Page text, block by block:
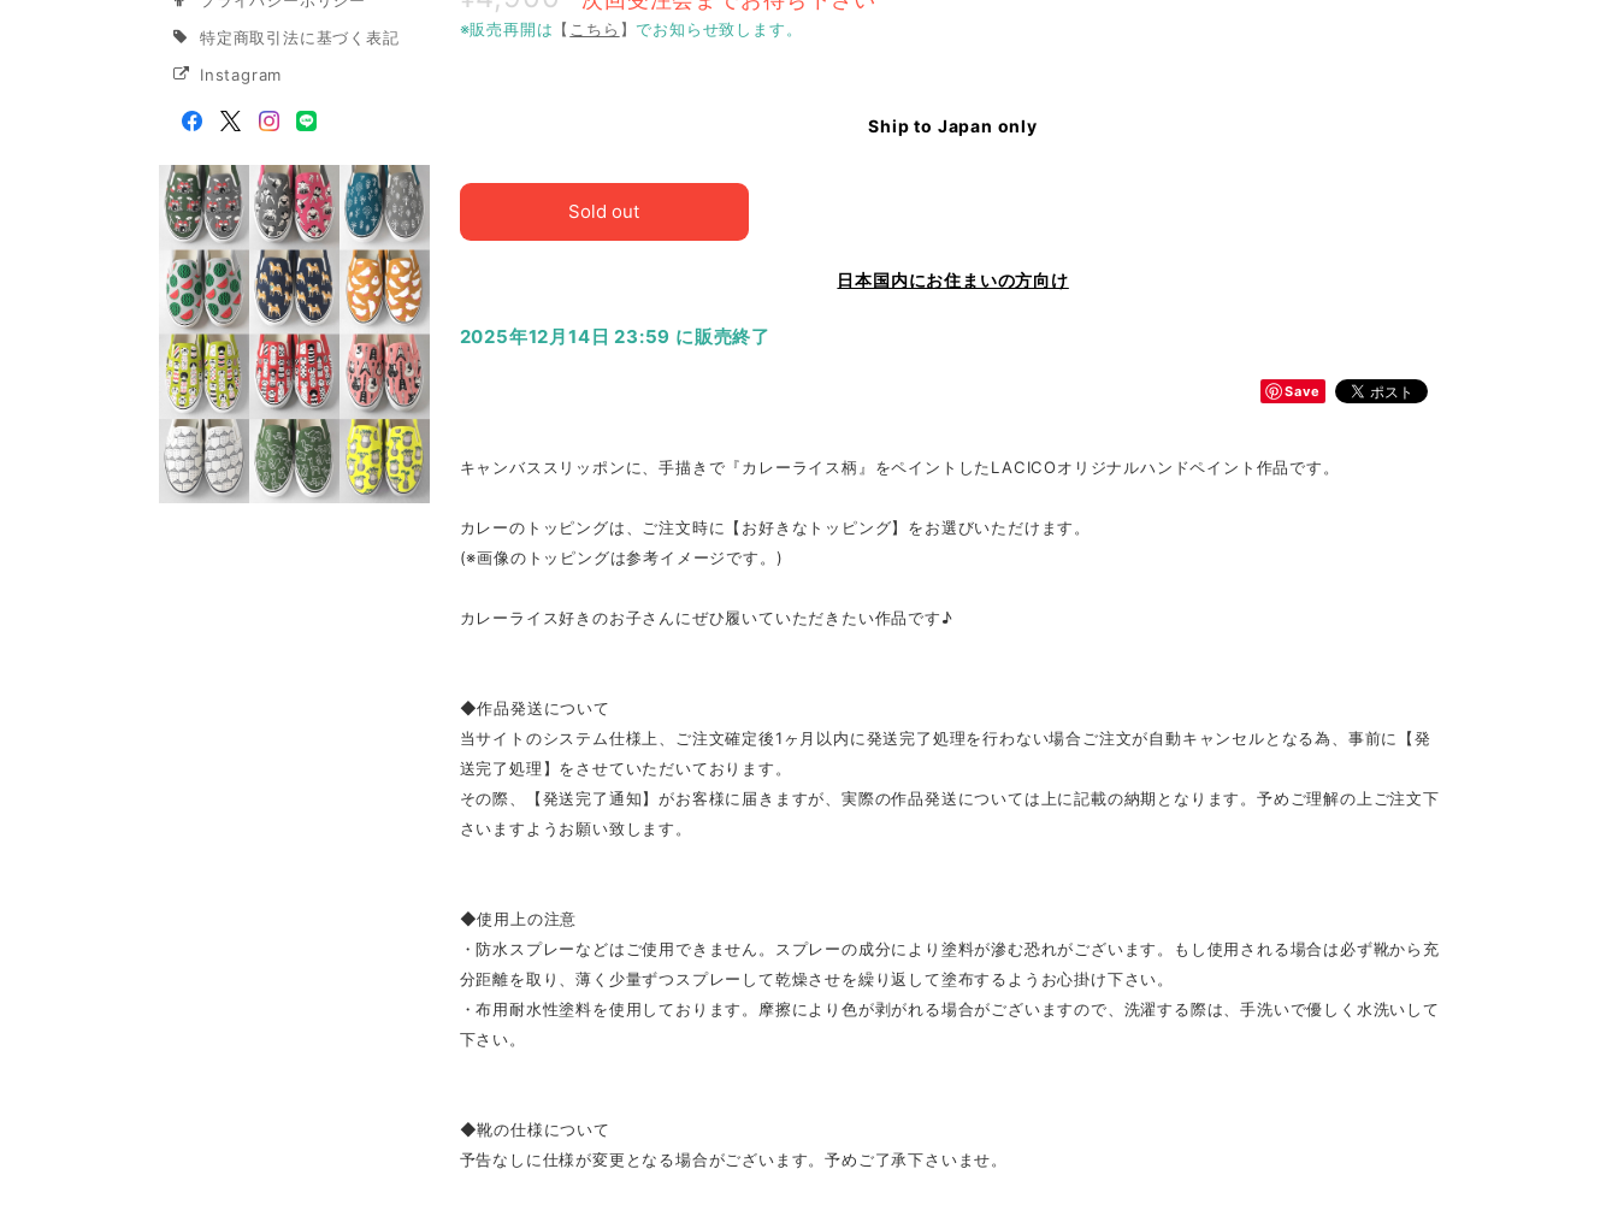
特定商取引法に基づく表記
Instagram
※販売再開は 【 こちら 】でお知らせ致します。
Ship to Japan only
Sold out
日本国内にお住まいの方向け
2025年12月14日 23:59 に販売終了
Save
キャンバススリッポンに、手描きで『カレーライス柄』をペイントしたLACICOオリジナルハンドペイント作品です。
カレーのトッピングは、ご注文時に【お好きなトッピング】をお選びいただけます。
(※画像のトッピングは参考イメージです。)
カレーライス好きのお子さんにぜひ履いていただきたい作品です♪
◆作品発送について
当サイトのシステム仕様上、ご注文確定後1ヶ月以内に発送完了処理を行わない場合ご注文が自動キャンセルとなる為、事前に【発
送完了処理】をさせていただいております。
その際、【発送完了通知】がお客様に届きますが、実際の作品発送については上に記載の納期となります。予めご理解の上ご注文下
さいますようお願い致します。
◆使用上の注意
・防水スプレーなどはご使用できません。スプレーの成分により塗料が滲む恐れがございます。もし使用される場合は必ず靴から充
分距離を取り、薄く少量ずつスプレーして乾燥させを繰り返して塗布するようお心掛け下さい。
・布用耐水性塗料を使用しております。摩擦により色が剥がれる場合がございますので、洗濯する際は、手洗いで優しく水洗いして
下さい。
◆靴の仕様について
予告なしに仕様が変更となる場合がございます。予めご了承下さいませ。